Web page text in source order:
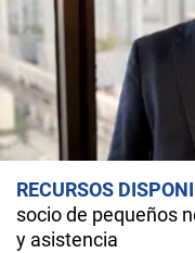
RECURSOS
socio de pequeños
y asistencia